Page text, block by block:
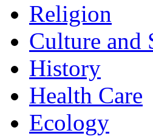
Religion
Culture
History
Health Care
Ecology